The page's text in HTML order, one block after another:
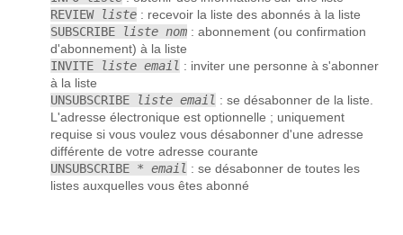
REVIEW liste : recevoir la liste des abonnés à la liste
SUBSCRIBE liste nom : abonnement (ou confirmation
d'abonnement) à la liste
INVITE liste email : inviter une personne à s'abonner
à la liste
UNSUBSCRIBE liste email : se désabonner de la liste.
L'adresse électronique est optionnelle ; uniquement
requise si vous voulez vous désabonner d'une adresse
différente de votre adresse courante
UNSUBSCRIBE * email : se désabonner de toutes les
listes auxquelles vous êtes abonné